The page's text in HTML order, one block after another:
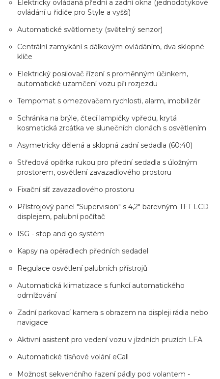
Elektricky ovládaná přední a zadní okna (jednodotykové
ovládání u řidiče pro Style a vyšší)
Automatické světlomety (světelný senzor)
Centrální zamykání s dálkovým ovládáním, dva sklopné
klíče
Elektrický posilovač řízení s proměnným účinkem,
automatické uzamčení vozu při rozjezdu
Tempomat s omezovačem rychlosti, alarm, imobilizér
Schránka na brýle, čtecí lampičky vpředu, krytá
kosmetická zrcátka ve slunečních clonách s osvětlením
Asymetricky dělená a sklopná zadní sedadla (60:40)
Středová opěrka rukou pro přední sedadla s úložným
prostorem, osvětlení zavazadlového prostoru
Fixační síť zavazadlového prostoru
Přístrojový panel "Supervision" s 4,2" barevným TFT LCD
displejem, palubní počítač
ISG - stop and go systém
Kapsy na opěradlech předních sedadel
Regulace osvětlení palubních přístrojů
Automatická klimatizace s funkcí automatického
odmlžování
Zadní parkovací kamera s obrazem na displeji rádia nebo
navigace
Aktivní asistent pro vedení vozu v jízdních pruzích LFA
Automatické tísňové volání eCall
Možnost sekvenčního řazení pádly pod volantem -